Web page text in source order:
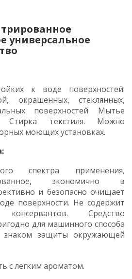
универсальное
к воде поверхностей:
окрашенных, стеклянных,
поверхностей. Мытье
Стирка текстиля. Можно
моющих установках.
спектра применения,
экономично в
и безопасно очищает
поверхности. Не содержит
Средство
для машинного способа
знаком защиты окружающей
с легким ароматом.